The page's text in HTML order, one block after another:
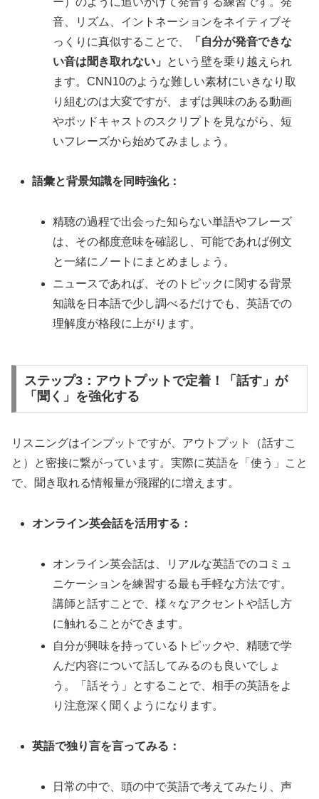
音、リズム、イントネーションをネイティブそ
っくりに真似することで、
「自分が発音できな
い音は聞き取れない」 という壁を乗り越えられ
ます。CNN10のような難しい素材にいきなり取
り組むのは大変ですが、まずは興味のある動画
やポッドキャストのスクリプトを見ながら、短
いフレーズから始めてみましょう。
語彙と背景知識を同時強化：
精聴の過程で出会った知らない単語やフレーズ
は、その都度意味を確認し、可能であれば例文
と一緒にノートにまとめましょう。
ニュースであれば、そのトピックに関する背景
知識を日本語で少し調べるだけでも、英語での
理解度が格段に上がります。
ステップ3：アウトプットで定着！「話す」が
「聞く」を強化する
リスニングはインプットですが、アウトプット（話すこ
と）と密接に繋がっています。実際に英語を「使う」こと
で、聞き取れる情報量が飛躍的に増えます。
オンライン英会話を活用する：
オンライン英会話は、リアルな英語でのコミュ
ニケーションを練習する最も手軽な方法です。
講師と話すことで、様々なアクセントや話し方
に触れることができます。
自分が興味を持っているトピックや、精聴で学
んだ内容について話してみるのも良いでしょ
う。「話そう」とすることで、相手の英語をよ
り注意深く聞くようになります。
英語で独り言を言ってみる：
日常の中で、頭の中で英語で考えてみたり、声